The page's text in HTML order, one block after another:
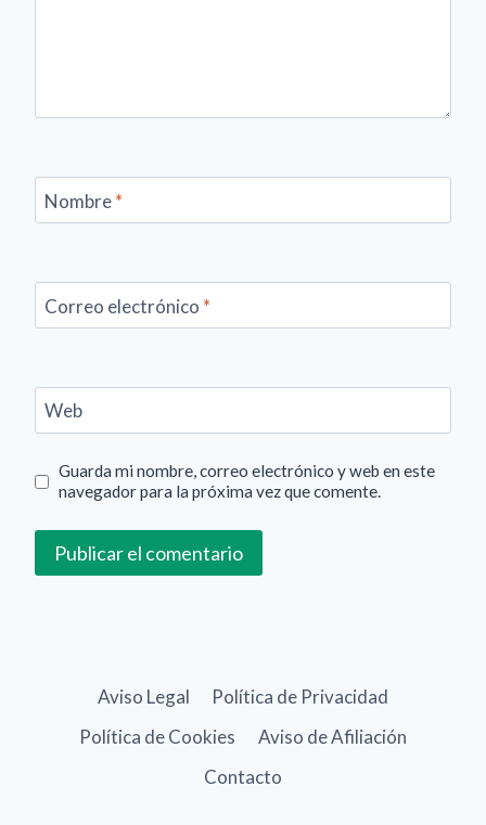
Nombre*
Correo electrónico *
Web
Guarda mi nombre, correo electrónico y web en este
navegador para la próxima vez que comente.
Aviso Legal
Política de Privacidad
Política de Cookies
Aviso de Afiliación
Contacto